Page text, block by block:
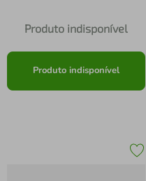
Produto indisponível
Produto indisponível